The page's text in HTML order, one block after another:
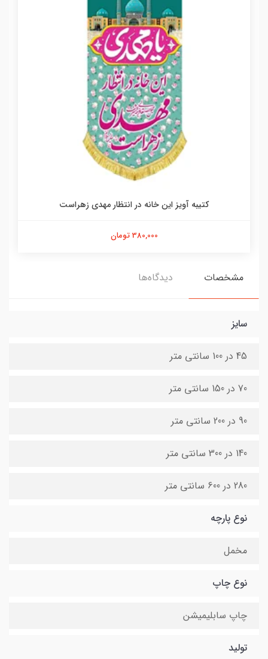
کتیبه آویز این خانه در انتظار مهدی زهراست
380,000 تومان
مشخصات دیدگاه‌ها
سایز
45 در 100 سانتی متر
70 در 150 سانتی متر
90 در 200 سانتی متر
140 در 300 سانتی متر
280 در 600 سانتی متر
نوع پارچه
مخمل
نوع چاپ
چاپ سابلیمیشن
تولید